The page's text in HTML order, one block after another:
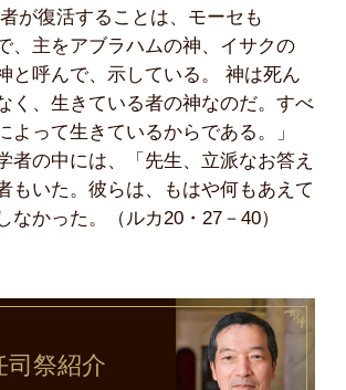
が復活することは、モーセも
、主をアブラハムの神、イサクの
と呼んで、示している。 神は死ん
く、生きている者の神なのだ。すべ
よって生きているからである。」
者の中には、「先生、立派なお答え
もいた。彼らは、もはや何もあえて
なかった。（ルカ20・27－40）
司祭紹介